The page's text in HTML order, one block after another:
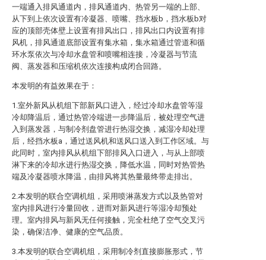
一端通入排风通道内，排风通道内、热管另一端的上部、
从下到上依次设置有冷凝器、喷嘴、挡水板b，挡水板b对
应的顶部壳体壁上设置有排风出口，排风出口内设置有排
风机，排风通道底部设置有集水箱，集水箱通过管道和循
环水泵依次与冷却水盘管和喷嘴相连接，冷凝器与节流
阀、蒸发器和压缩机依次连接构成闭合回路。
本发明的有益效果在于：
1.室外新风从机组下部新风口进入，经过冷却水盘管等湿
冷却降温后，通过热管冷端进一步降温后，被处理空气进
入到蒸发器，与制冷剂盘管进行热湿交换，减湿冷却处理
后，经挡水板a，通过送风机和送风口送入到工作区域。与
此同时，室内排风从机组下部排风入口进入，与从上部喷
淋下来的冷却水进行热湿交换，降低水温，同时对热管热
端及冷凝器喷水降温，由排风将其热量最终带走排出。
2.本发明的联合空调机组，采用喷淋蒸发方式以及热管对
室内排风进行冷量回收，进而对新风进行等湿冷却预处
理。室内排风与新风无任何接触，完全杜绝了空气交叉污
染，确保洁净、健康的空气品质。
3.本发明的联合空调机组，采用制冷剂直接膨胀形式，节